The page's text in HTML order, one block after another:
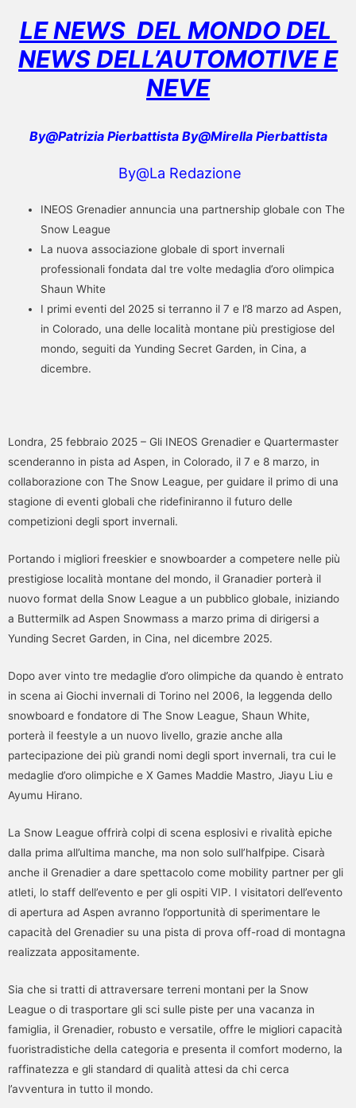
LE NEWS DEL MONDO DEL
NEWS DELL’AUTOMOTIVE E
NEVE
By@Patrizia Pierbattista By@Mirella Pierbattista
By@La Redazione
INEOS Grenadier annuncia una partnership globale con The
Snow League
La nuova associazione globale di sport invernali
professionali fondata dal tre volte medaglia d’oro olimpica
Shaun White
I primi eventi del 2025 si terranno il 7 e l’8 marzo ad Aspen,
in Colorado, una delle località montane più prestigiose del
mondo, seguiti da Yunding Secret Garden, in Cina, a
dicembre.
Londra, 25 febbraio 2025 – Gli INEOS Grenadier e Quartermaster
scenderanno in pista ad Aspen, in Colorado, il 7 e 8 marzo, in
collaborazione con The Snow League, per guidare il primo di una
stagione di eventi globali che ridefiniranno il futuro delle
competizioni degli sport invernali.
Portando i migliori freeskier e snowboarder a competere nelle più
prestigiose località montane del mondo, il Granadier porterà il
nuovo format della Snow League a un pubblico globale, iniziando
a Buttermilk ad Aspen Snowmass a marzo prima di dirigersi a
Yunding Secret Garden, in Cina, nel dicembre 2025.
Dopo aver vinto tre medaglie d’oro olimpiche da quando è entrato
in scena ai Giochi invernali di Torino nel 2006, la leggenda dello
snowboard e fondatore di The Snow League, Shaun White,
porterà il feestyle a un nuovo livello, grazie anche alla
partecipazione dei più grandi nomi degli sport invernali, tra cui le
medaglie d’oro olimpiche e X Games Maddie Mastro, Jiayu Liu e
Ayumu Hirano.
La Snow League offrirà colpi di scena esplosivi e rivalità epiche
dalla prima all’ultima manche, ma non solo sull’halfpipe. Cisarà
anche il Grenadier a dare spettacolo come mobility partner per gli
atleti, lo staff dell’evento e per gli ospiti VIP. I visitatori dell’evento
di apertura ad Aspen avranno l’opportunità di sperimentare le
capacità del Grenadier su una pista di prova off-road di montagna
realizzata appositamente.
Sia che si tratti di attraversare terreni montani per la Snow
League o di trasportare gli sci sulle piste per una vacanza in
famiglia, il Grenadier, robusto e versatile, offre le migliori capacità
fuoristradistiche della categoria e presenta il comfort moderno, la
raffinatezza e gli standard di qualità attesi da chi cerca
l’avventura in tutto il mondo.